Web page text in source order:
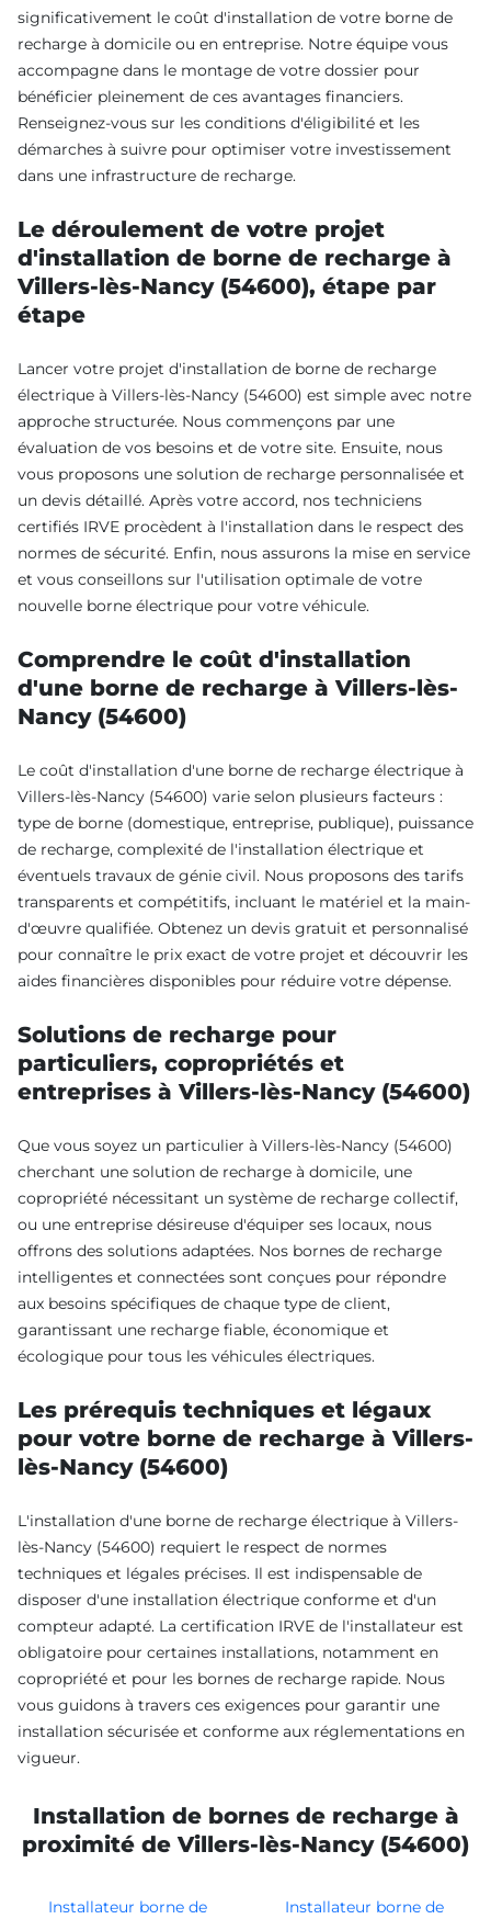
significativement le coût d'installation de votre borne de
recharge à domicile ou en entreprise. Notre équipe vous
accompagne dans le montage de votre dossier pour
bénéficier pleinement de ces avantages financiers.
Renseignez-vous sur les conditions d'éligibilité et les
démarches à suivre pour optimiser votre investissement
dans une infrastructure de recharge.
Le déroulement de votre projet
d'installation de borne de recharge à
Villers-lès-Nancy (54600), étape par
étape
Lancer votre projet d'installation de borne de recharge
électrique à Villers-lès-Nancy (54600) est simple avec notre
approche structurée. Nous commençons par une
évaluation de vos besoins et de votre site. Ensuite, nous
vous proposons une solution de recharge personnalisée et
un devis détaillé. Après votre accord, nos techniciens
certifiés IRVE procèdent à l'installation dans le respect des
normes de sécurité. Enfin, nous assurons la mise en service
et vous conseillons sur l'utilisation optimale de votre
nouvelle borne électrique pour votre véhicule.
Comprendre le coût d'installation
d'une borne de recharge à Villers-lès-
Nancy (54600)
Le coût d'installation d'une borne de recharge électrique à
Villers-lès-Nancy (54600) varie selon plusieurs facteurs :
type de borne (domestique, entreprise, publique), puissance
de recharge, complexité de l'installation électrique et
éventuels travaux de génie civil. Nous proposons des tarifs
transparents et compétitifs, incluant le matériel et la main-
d'œuvre qualifiée. Obtenez un devis gratuit et personnalisé
pour connaître le prix exact de votre projet et découvrir les
aides financières disponibles pour réduire votre dépense.
Solutions de recharge pour
particuliers, copropriétés et
entreprises à Villers-lès-Nancy (54600)
Que vous soyez un particulier à Villers-lès-Nancy (54600)
cherchant une solution de recharge à domicile, une
copropriété nécessitant un système de recharge collectif,
ou une entreprise désireuse d'équiper ses locaux, nous
offrons des solutions adaptées. Nos bornes de recharge
intelligentes et connectées sont conçues pour répondre
aux besoins spécifiques de chaque type de client,
garantissant une recharge fiable, économique et
écologique pour tous les véhicules électriques.
Les prérequis techniques et légaux
pour votre borne de recharge à Villers-
lès-Nancy (54600)
L'installation d'une borne de recharge électrique à Villers-
lès-Nancy (54600) requiert le respect de normes
techniques et légales précises. Il est indispensable de
disposer d'une installation électrique conforme et d'un
compteur adapté. La certification IRVE de l'installateur est
obligatoire pour certaines installations, notamment en
copropriété et pour les bornes de recharge rapide. Nous
vous guidons à travers ces exigences pour garantir une
installation sécurisée et conforme aux réglementations en
vigueur.
Installation de bornes de recharge à
proximité de Villers-lès-Nancy (54600)
Installateur borne de
Installateur borne de